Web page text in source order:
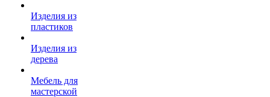
Изделия из
пластиков
Изделия из
дерева
Мебель для
мастерской